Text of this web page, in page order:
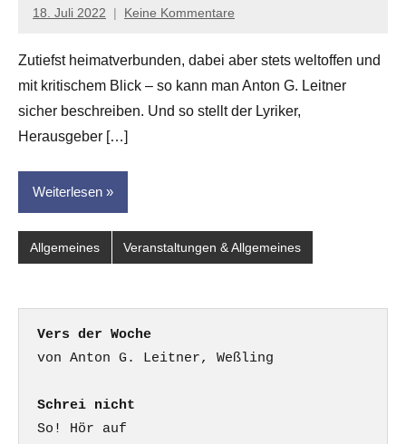
18. Juli 2022
Jan-
Hornauer
für
dasgedichtblog
Keine Kommentare
Zutiefst heimatverbunden, dabei aber stets weltoffen und
mit kritischem Blick – so kann man Anton G. Leitner
sicher beschreiben. Und so stellt der Lyriker,
Herausgeber […]
Weiterlesen
Allgemeines Veranstaltungen & Allgemeines
Vers der Woche
Schrei nicht
So! Hör auf